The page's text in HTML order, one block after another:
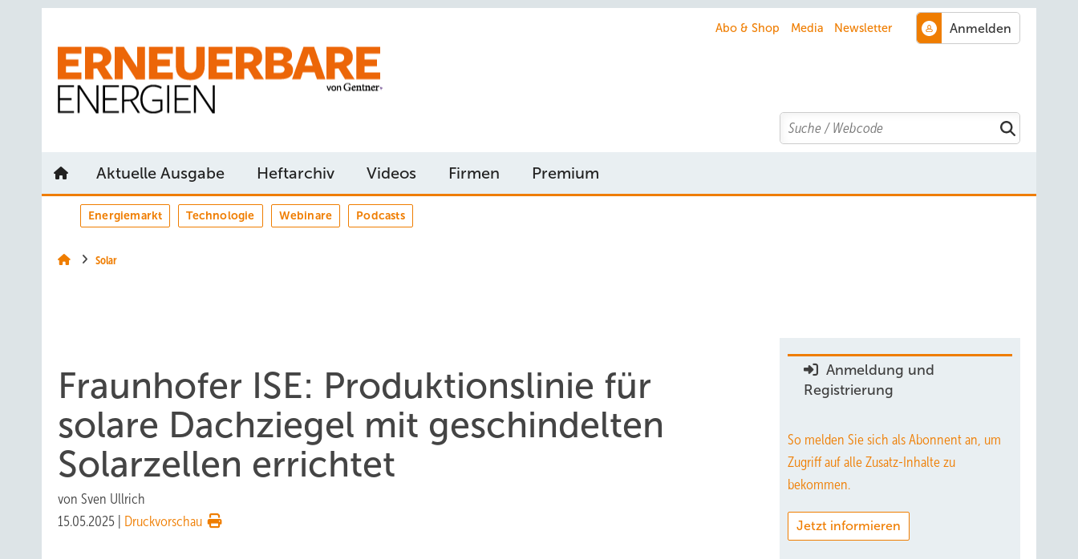
Abo & Shop Media Newsletter
Search
Aktuelle Ausgabe Heftarchiv Videos Firmen Premium
Energiemarkt Technologie Webinare Podcasts
Solar
Fraunhofer ISE: Produktionslinie für
solare Dachziegel mit geschindelten
Solarzellen errichtet
von Sven Ullrich
15.05.2025
Druckvorschau
Anmeldung und
Registrierung
So melden Sie sich als Abonnent an, um
Zugriff auf alle Zusatz-Inhalte zu
bekommen.
Jetzt informieren